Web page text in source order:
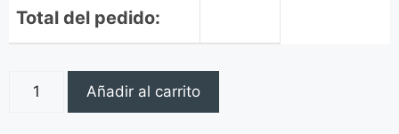
Total del pedido:
Añadir al carrito